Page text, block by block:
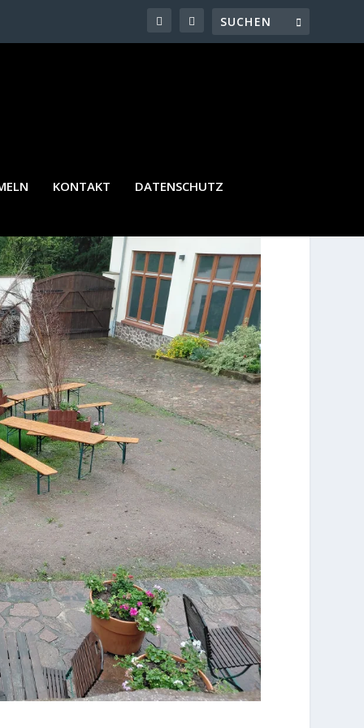
KONTAKT DATENSCHUTZ